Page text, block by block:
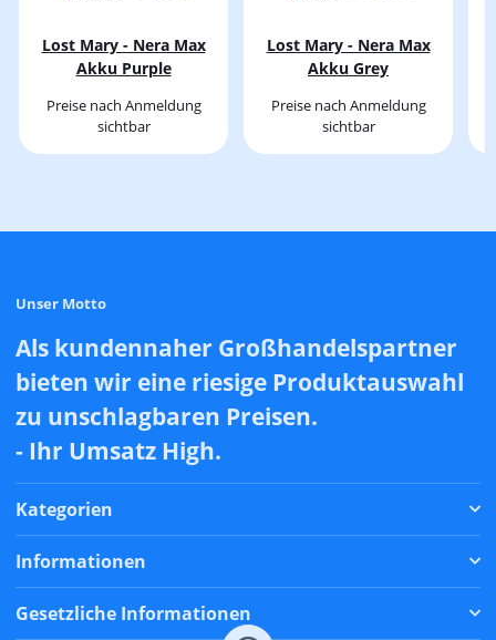
Lost Mary - Nera Max
Akku Purple
Preise nach Anmeldung
sichtbar
Lost Mary - Nera Max
Akku Grey
Preise nach Anmeldung
sichtbar
Unser Motto
Als kundennaher Großhandelspartner
bieten wir eine riesige Produktauswahl
zu unschlagbaren Preisen.
- Ihr Umsatz High.
Kategorien
Informationen
Gesetzliche Informationen